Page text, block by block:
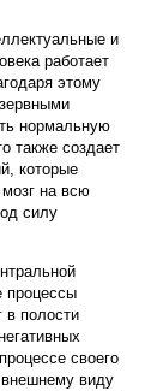
и
работает
этому
нормальную
также создает
которые
мозг на всю
силу
процессы
в полости
своего
внешнему виду